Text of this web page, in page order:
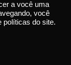
498 – Centro –
a você uma
você
políticas do site.